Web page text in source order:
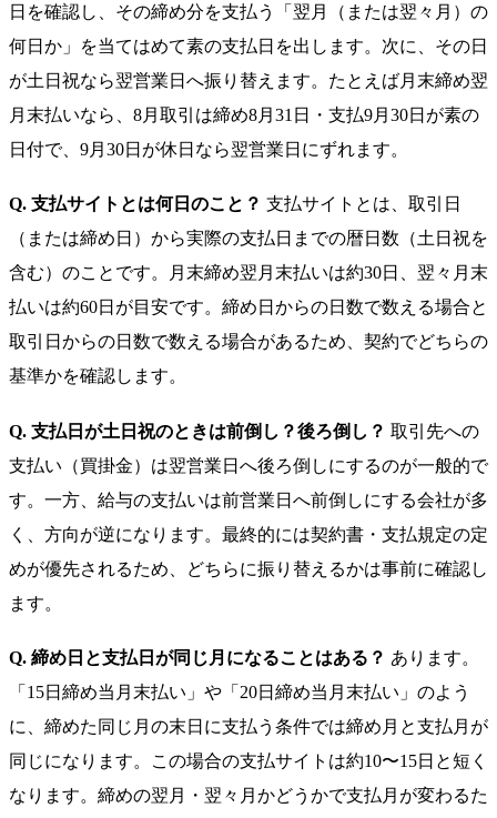
日を確認し、その締め分を支払う「翌月（または翌々月）の
何日か」を当てはめて素の支払日を出します。次に、その日
が土日祝なら翌営業日へ振り替えます。たとえば月末締め翌
月末払いなら、8月取引は締め8月31日・支払9月30日が素の
日付で、9月30日が休日なら翌営業日にずれます。
Q. 支払サイトとは何日のこと？ 支払サイトとは、取引日
（または締め日）から実際の支払日までの暦日数（土日祝を
含む）のことです。月末締め翌月末払いは約30日、翌々月末
払いは約60日が目安です。締め日からの日数で数える場合と
取引日からの日数で数える場合があるため、契約でどちらの
基準かを確認します。
Q. 支払日が土日祝のときは前倒し？後ろ倒し？ 取引先への
支払い（買掛金）は翌営業日へ後ろ倒しにするのが一般的で
す。一方、給与の支払いは前営業日へ前倒しにする会社が多
く、方向が逆になります。最終的には契約書・支払規定の定
めが優先されるため、どちらに振り替えるかは事前に確認し
ます。
Q. 締め日と支払日が同じ月になることはある？ あります。
「15日締め当月末払い」や「20日締め当月末払い」のよう
に、締めた同じ月の末日に支払う条件では締め月と支払月が
同じになります。この場合の支払サイトは約10〜15日と短く
なります。締めの翌月・翌々月かどうかで支払月が変わるた